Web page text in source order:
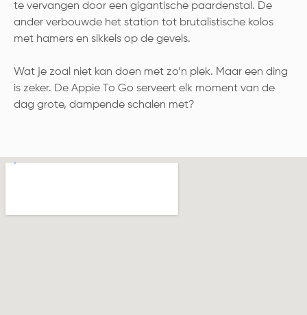
te vervangen door een gigantische paardenstal. De
ander verbouwde het station tot brutalistische kolos
met hamers en sikkels op de gevels.
Wat je zoal niet kan doen met zo’n plek. Maar een ding
is zeker. De Appie To Go serveert elk moment van de
dag grote, dampende schalen met?